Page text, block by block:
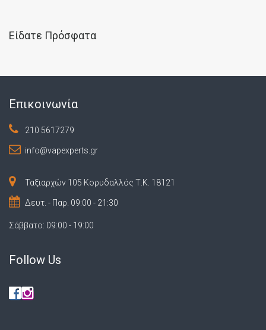
Είδατε Πρόσφατα
Επικοινωνία
210 5617279
info@vapexperts.gr
Ταξιαρχών 105 Κορυδαλλός Τ.Κ. 18121
Δευτ. - Παρ. 09:00 - 21:30
Σάββατο: 09:00 - 19:00
Follow Us